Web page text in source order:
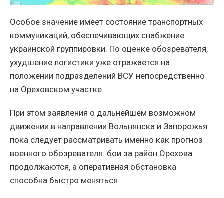
Особое значение имеет состояние транспортных
коммуникаций, обеспечивающих снабжение
украинской группировки. По оценке обозревателя,
ухудшение логистики уже отражается на
положении подразделений ВСУ непосредственно
на Ореховском участке.
При этом заявления о дальнейшем возможном
движении в направлении Вольнянска и Запорожья
пока следует рассматривать именно как прогноз
военного обозревателя: бои за район Орехова
продолжаются, а оперативная обстановка
способна быстро меняться.